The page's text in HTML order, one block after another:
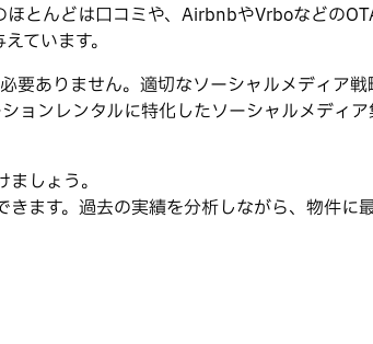
とんどは口コミや、AirbnbやVrboなどの
ています。
ありません。適切なソーシャルメディア
ョンレンタルに特化したソーシャルメディ
しょう。
ます。過去の実績を分析しながら、物件に